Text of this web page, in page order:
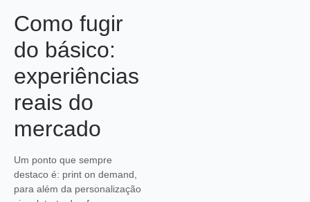
Como fugir
do básico:
experiências
reais do
mercado
Um ponto que sempre
destaco é: print on demand,
para além da personalização